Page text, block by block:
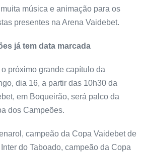
música e animação para os
presentes na Arena Vaidebet.
já tem data marcada
próximo grande capítulo da
dia 16, a partir das 10h30 da
em Boqueirão, será palco da
dos Campeões.
campeão da Copa Vaidebet de
do Taboado, campeão da Copa